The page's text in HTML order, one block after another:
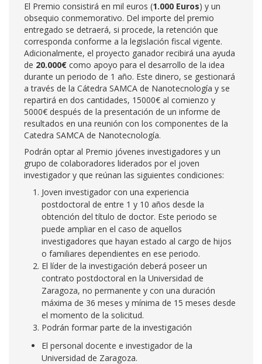
El Premio consistirá en mil euros (1.000 Euros) y un
obsequio conmemorativo. Del importe del premio
entregado se detraerá, si procede, la retención que
corresponda conforme a la legislación fiscal vigente.
Adicionalmente, el proyecto ganador recibirá una ayuda
de 20.000€ como apoyo para el desarrollo de la idea
durante un periodo de 1 año. Este dinero, se gestionará
a través de la Cátedra SAMCA de Nanotecnología y se
repartirá en dos cantidades, 15000€ al comienzo y
5000€ después de la presentación de un informe de
resultados en una reunión con los componentes de la
Catedra SAMCA de Nanotecnología.
Podrán optar al Premio jóvenes investigadores y un
grupo de colaboradores liderados por el joven
investigador y que reúnan las siguientes condiciones:
Joven investigador con una experiencia
postdoctoral de entre 1 y 10 años desde la
obtención del título de doctor. Este periodo se
puede ampliar en el caso de aquellos
investigadores que hayan estado al cargo de hijos
o familiares dependientes en ese periodo.
El líder de la investigación deberá poseer un
contrato postdoctoral en la Universidad de
Zaragoza, no permanente y con una duración
máxima de 36 meses y mínima de 15 meses desde
el momento de la solicitud.
Podrán formar parte de la investigación
El personal docente e investigador de la
Universidad de Zaragoza.